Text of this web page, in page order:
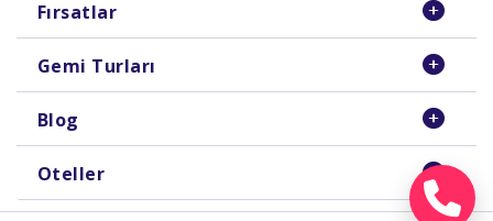
Fırsatlar
Gemi Turları
Blog
Oteller